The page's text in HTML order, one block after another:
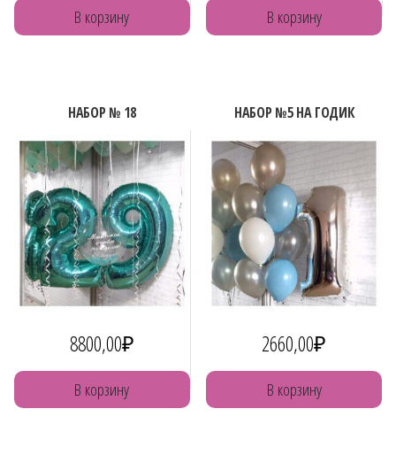
В корзину В корзину
НАБОР № 18
8800,00₽
В корзину
НАБОР №5 НА ГОДИК
2660,00₽
В корзину